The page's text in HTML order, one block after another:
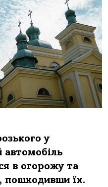
у
автомобіль
в огорожу та
пошкодивши їх.